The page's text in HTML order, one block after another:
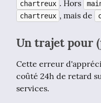
chartreux . Hors
chartreux , mais de
Un trajet pour
Cette erreur
coûté 24h de retard
services.